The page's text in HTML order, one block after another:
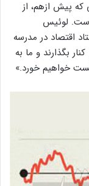
که پیش ازهم، از
است. لوئیس
اقتصاد در مدرسه
بگذارند و ما به
خواهیم خورد.»